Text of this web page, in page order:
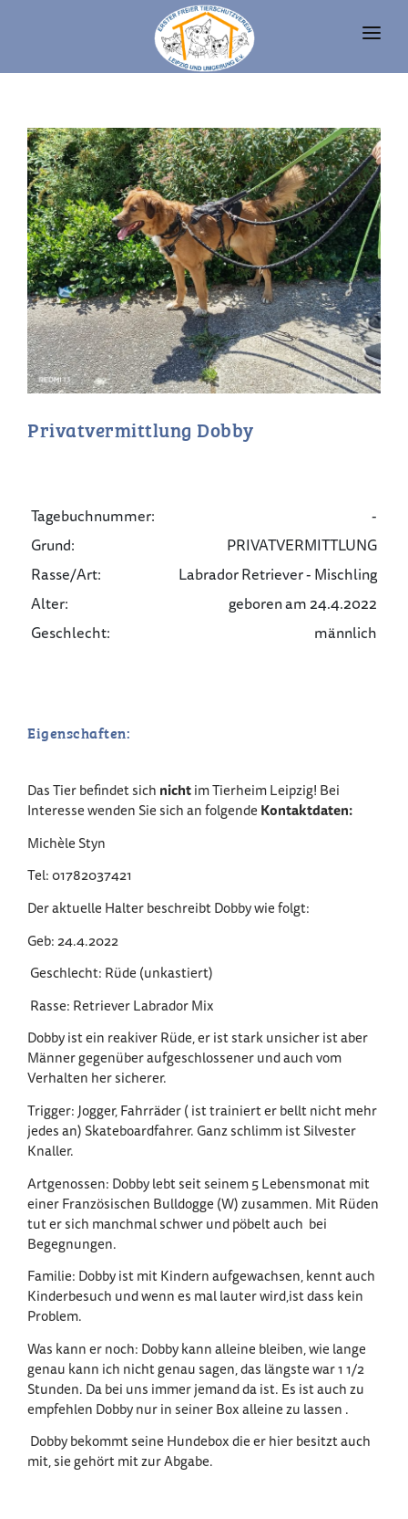
TIERHEIM
FAQ
TIERHALTUNG UND RECHT
VEREIN
SPENDEN
Privatvermittlung Dobby
Tagebuchnummer:
-
Grund:
PRIVATVERMITTLUNG
Rasse/Art:
Labrador Retriever - Mischling
Alter:
geboren am 24.4.2022
Geschlecht:
männlich
Eigenschaften:
Das Tier befindet sich nichtim Tierheim Leipzig! Bei
Interesse wenden Sie sich an folgende Kontaktdaten:
Michèle Styn
Tel: 01782037421
Der aktuelle Halter beschreibt Dobby wie folgt:
Geb: 24.4.2022
Geschlecht: Rüde (unkastiert)
Rasse: Retriever Labrador Mix
Dobby ist ein reakiver Rüde, er ist stark unsicher ist aber
Männer gegenüber aufgeschlossener und auch vom
Verhalten her sicherer.
Trigger: Jogger, Fahrräder ( ist trainiert er bellt nicht mehr
jedes an) Skateboardfahrer. Ganz schlimm ist Silvester
Knaller.
Artgenossen: Dobby lebt seit seinem 5 Lebensmonat mit
einer Französischen Bulldogge (W) zusammen. Mit Rüden
tut er sich manchmal schwer und pöbelt auch bei
Begegnungen.
Familie: Dobby ist mit Kindern aufgewachsen, kennt auch
Kinderbesuch und wenn es mal lauter wird,ist dass kein
Problem.
Was kann er noch: Dobby kann alleine bleiben, wie lange
genau kann ich nicht genau sagen, das längste war 1 1/2
Stunden. Da bei uns immer jemand da ist. Es ist auch zu
empfehlen Dobby nur in seiner Box alleine zu lassen .
Dobby bekommt seine Hundebox die er hier besitzt auch
mit, sie gehört mit zur Abgabe.